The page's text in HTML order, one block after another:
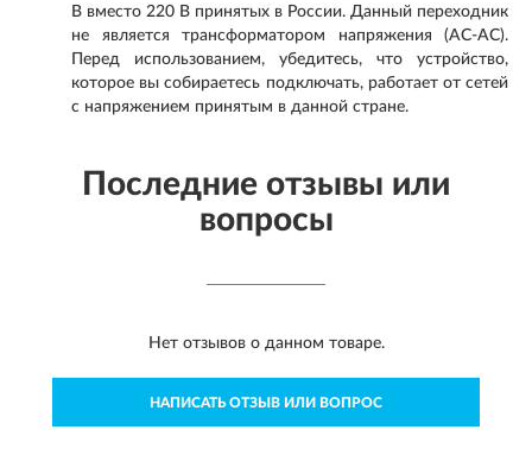
В вместо 220 В принятых в России. Данный переходник
не является трансформатором напряжения (AC-AC).
Перед использованием, убедитесь, что устройство,
которое вы собираетесь подключать, работает от сетей
с напряжением принятым в данной стране.
Последние отзывы или
вопросы
Нет отзывов о данном товаре.
НАПИСАТЬ ОТЗЫВ ИЛИ ВОПРОС